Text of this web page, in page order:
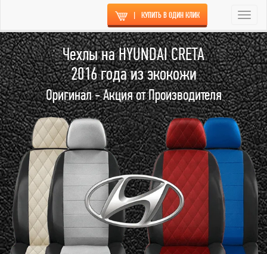
| КУПИТЬ В ОДИН КЛИК
Чехлы на HYUNDAI CRETA
2016 года из экокожи
Оригинал - Акция от Производителя